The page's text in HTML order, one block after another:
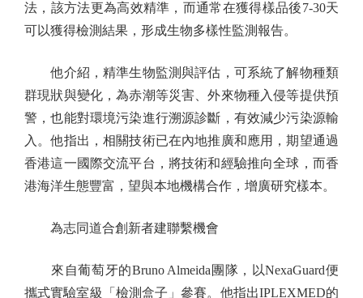
法，該方法更為高效精準，而通常在獲得樣品後7-30天
可以獲得檢測結果，形成生物多樣性監測報告。
他介紹，精準生物監測與評估，可系統了解物種類
群現狀與變化，為赤潮等災害、外來物種入侵等提供預
警，也能對環境污染進行溯源診斷，有效減少污染源輸
入。他指出，相關技術已在內地推廣和應用，期望通過
香港這一國際交流平台，將技術和經驗推向全球，而香
港海洋生態豐富，望與本地機構合作，增廣研究樣本。
為志同道合創新者建聯繫機會
來自葡萄牙的Bruno Almeida團隊，以NexaGuard便
攜式實驗室級「檢測盒子」參賽。他指出IPLEXMED的